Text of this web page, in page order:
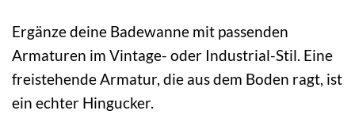
Ergänze deine Badewanne mit passenden
Armaturen im Vintage- oder Industrial-Stil. Eine
freistehende Armatur, die aus dem Boden ragt, ist
ein echter Hingucker.